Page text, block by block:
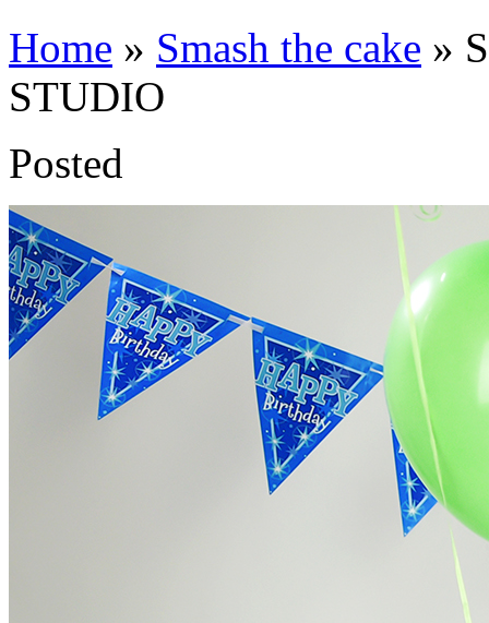
Home » Smash the cake »
STUDIO
Posted